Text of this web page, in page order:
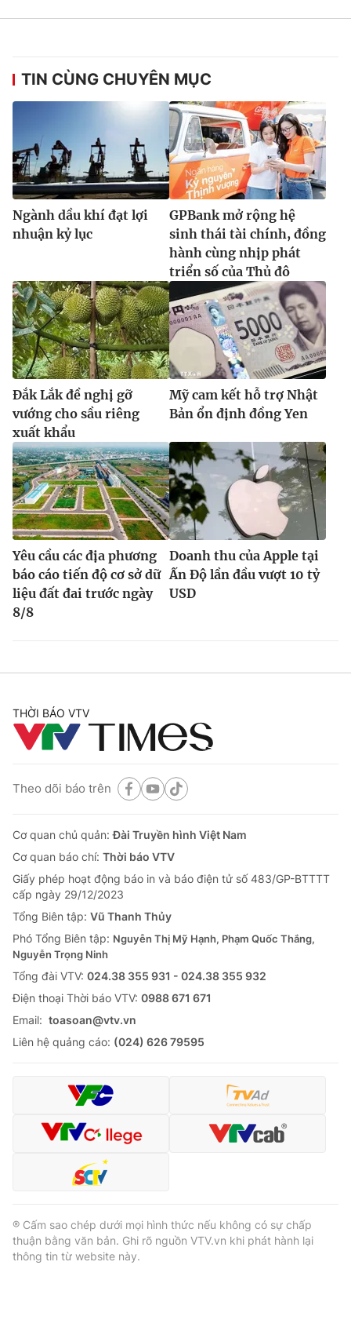
TIN CÙNG CHUYÊN MỤC
Ngành dầu khí đạt lợi
nhuận kỷ lục
GPBank mở rộng hệ
sinh thái tài chính, đồng
hành cùng nhịp phát
triển số của Thủ đô
Đắk Lắk đề nghị gỡ
vướng cho sầu riêng
xuất khẩu
Mỹ cam kết hỗ trợ Nhật
Bản ổn định đồng Yen
Yêu cầu các địa phương
báo cáo tiến độ cơ sở dữ
liệu đất đai trước ngày
8/8
Doanh thu của Apple tại
Ấn Độ lần đầu vượt 10 tỷ
USD
THỜI BÁO VTV
Theo dõi báo trên
Cơ quan chủ quản:Đài Truyền hình Việt Nam
Cơ quan báo chí: Thời báo VTV
Giấy phép hoạt động báo in và báo điện tử số 483/GP-BTTTT
cấp ngày 29/12/2023
Tổng Biên tập: Vũ Thanh Thủy
Phó Tổng Biên tập: Nguyễn Thị Mỹ Hạnh, Phạm Quốc Thắng,
Nguyễn Trọng Ninh
Tổng đài VTV: 024.38 355 931 - 024.38 355 932
Ðiện thoại Thời báo VTV: 0988 671 671
Email: toasoan@vtv.vn
Liên hệ quảng cáo: (024) 626 79595
® Cấm sao chép dưới mọi hình thức nếu không có sự chấp
thuận bằng văn bản. Ghi rõ nguồn VTV.vn khi phát hành lại
thông tin từ website này.